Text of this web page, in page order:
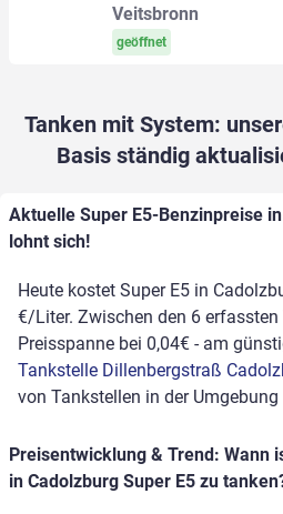
Veitsbronn
geöffnet
Tanken mit System:
Basis ständig
Aktuelle Super E5-Benzinpreise
lohnt sich!
Heute kostet Super E5 in
€/Liter. Zwischen den 6
Preisspanne bei 0,04€ - am
Tankstelle Dillenbergstraß
von Tankstellen in der
Preisentwicklung & Trend: Wann
in Cadolzburg Super E5 zu